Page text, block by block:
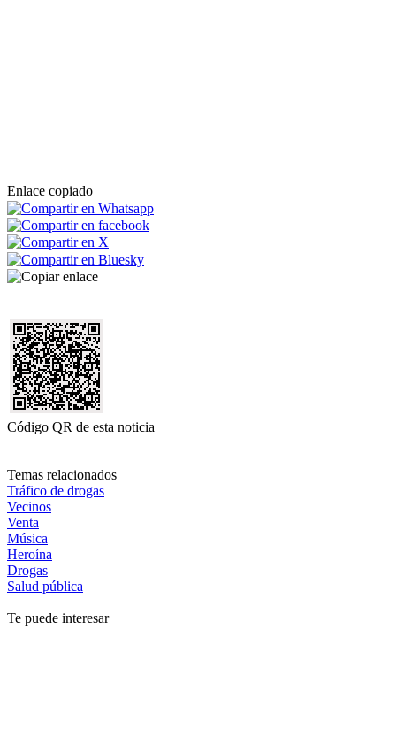
Enlace copiado
Código QR de esta noticia
Temas relacionados
Tráfico de drogas
Vecinos
Venta
Música
Heroína
Drogas
Salud pública
Te puede interesar